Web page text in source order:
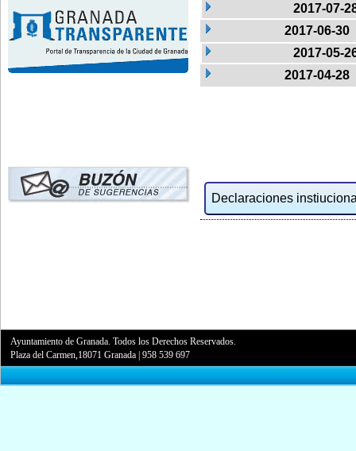
2017-07-
2017-06-30
2017-05-
2017-04-28
Declaraciones
Ayuntamiento de Granada. Todos los Derechos Reservados.
Plaza del Carmen,18071 Granada |958 539 697